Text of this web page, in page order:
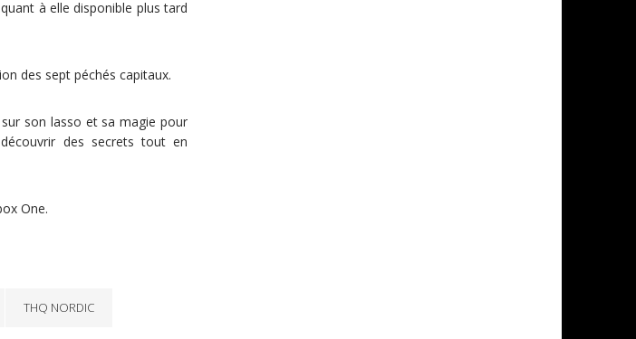
à elle disponible plus tard
des sept péchés capitaux.
son lasso et sa magie pour
des secrets tout en
One.
THQ NORDIC